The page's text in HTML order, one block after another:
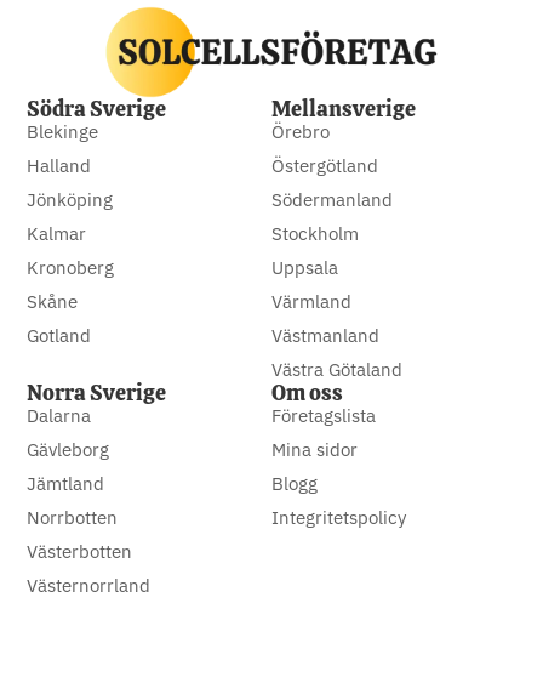
Södra Sverige
Blekinge
Halland
Jönköping
Kalmar
Kronoberg
Skåne
Gotland
Mellansverige
Örebro
Östergötland
Södermanland
Stockholm
Uppsala
Värmland
Västmanland
Västra Götaland
Norra Sverige
Dalarna
Gävleborg
Jämtland
Norrbotten
Västerbotten
Västernorrland
Om oss
Företagslista
Mina sidor
Blogg
Integritetspolicy